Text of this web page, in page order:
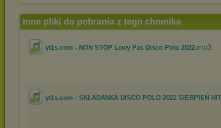
Inne pliki do pobrania z tego chomika
yt1s.com - NON STOP Lewy Pas Disco Polo 2022.mp3
yt1s.com - SKŁADANKA DISCO POLO 2022 SIERPIEŃ